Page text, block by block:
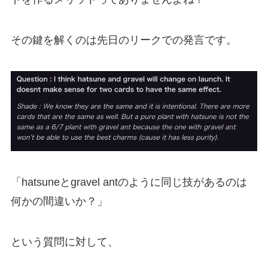
その鍵を解くのは先日のリークでの発言です。
「hatsuneとgravel antのように同じ技があるのは
何かの間違いか？」
という質問に対して、